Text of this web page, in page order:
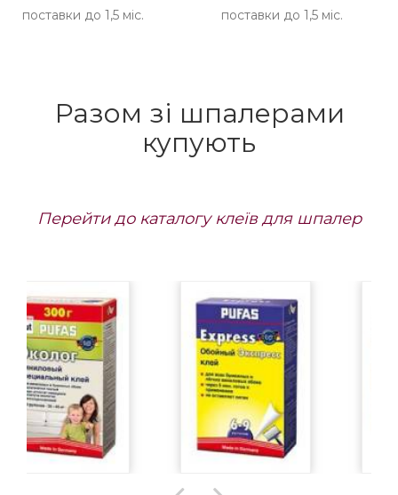
поставки до 1,5 міс.
поставки до 1,5 міс.
Разом зі шпалерами
купують
Перейти до каталогу клеїв для шпалер